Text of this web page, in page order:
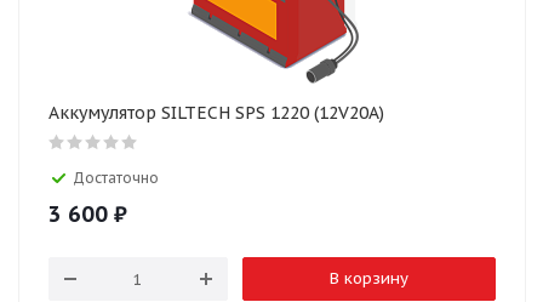
Аккумулятор SILTECH SPS 1220 (12V20A)
Достаточно
3 600 ₽
В корзину